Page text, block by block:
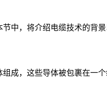
中，将介绍电缆技术的背
成，这些导体被包裹在